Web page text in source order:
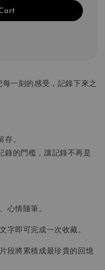
一刻的感受，記錄下來之
。
錄的門檻，讓記錄不再是
心情隨筆。
字即可完成一次收藏。
段將累積成最珍貴的回憶